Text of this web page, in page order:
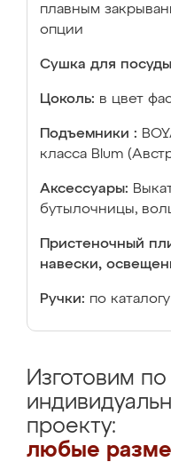
плавным
опции
Сушка для
Цоколь: в цвет
Подъемники :
класса Blum
Аксессуары:
бутылочницы,
Пристеночный
навески,
Ручки: по каталогу
Изготовим по
проекту:
любые